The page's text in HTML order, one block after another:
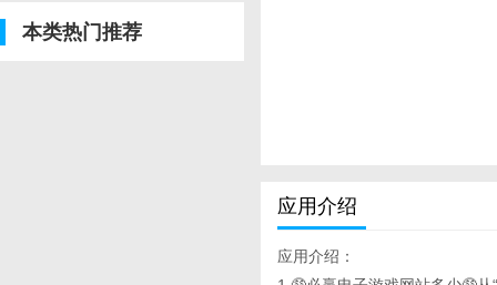
本类热门推荐
应用介绍
应用介绍：